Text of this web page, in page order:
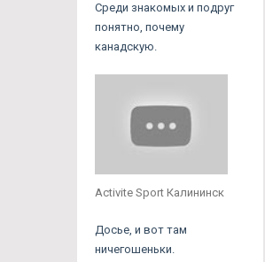
Среди знакомых и подруг
понятно, почему
канадскую.
Activite Sport Калининск
Досье, и вот там
ничегошеньки.